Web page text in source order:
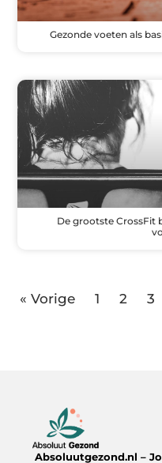
Gezonde voeten als
De grootste CrossFit
« Vorige 1 2 3
Absoluutgezond.nl –